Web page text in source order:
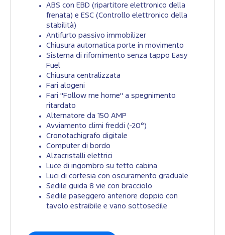
ABS con EBD (ripartitore elettronico della
frenata) e ESC (Controllo elettronico della
stabilità)
Antifurto passivo immobilizer
Chiusura automatica porte in movimento
Sistema di rifornimento senza tappo Easy
Fuel
Chiusura centralizzata
Fari alogeni
Fari "Follow me home" a spegnimento
ritardato
Alternatore da 150 AMP
Avviamento climi freddi (-20°)
Cronotachigrafo digitale
Computer di bordo
Alzacristalli elettrici
Luce di ingombro su tetto cabina
Luci di cortesia con oscuramento graduale
Sedile guida 8 vie con bracciolo
Sedile paseggero anteriore doppio con
tavolo estraibile e vano sottosedile